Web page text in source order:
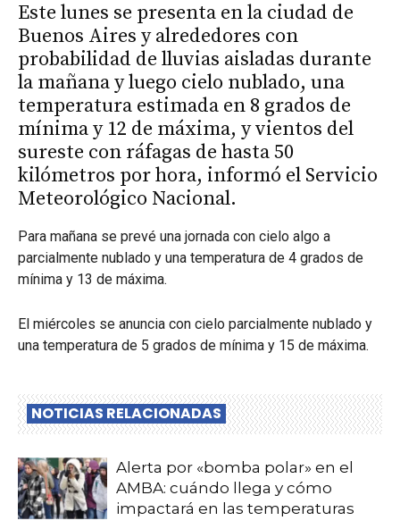
Este lunes se presenta en la ciudad de
Buenos Aires y alrededores con
probabilidad de lluvias aisladas durante
la mañana y luego cielo nublado, una
temperatura estimada en 8 grados de
mínima y 12 de máxima, y vientos del
sureste con ráfagas de hasta 50
kilómetros por hora, informó el Servicio
Meteorológico Nacional.
Para mañana se prevé una jornada con cielo algo a
parcialmente nublado y una temperatura de 4 grados de
mínima y 13 de máxima.
El miércoles se anuncia con cielo parcialmente nublado y
una temperatura de 5 grados de mínima y 15 de máxima.
NOTICIAS RELACIONADAS
Alerta por «bomba polar» en el
AMBA: cuándo llega y cómo
impactará en las temperaturas